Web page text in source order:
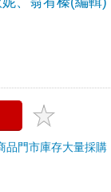
品門市庫存大量採購